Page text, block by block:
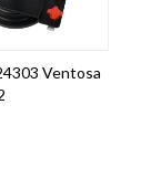
Ventosa